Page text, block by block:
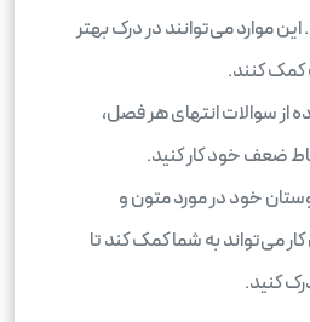
موارد می‌توانند در درک بهتر
کمک کنند.
از سوالات انتهای هر فصل،
ضعف خود کار کنید.
خود در مورد متون و
می‌تواند به شما کمک کند تا
کنید.